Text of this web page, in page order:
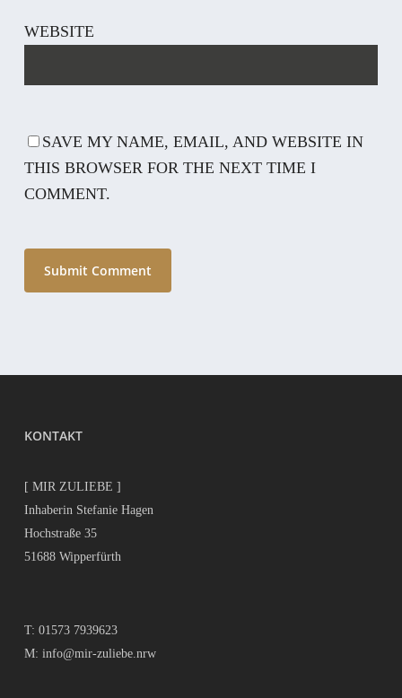
WEBSITE
SAVE MY NAME, EMAIL, AND WEBSITE IN
THIS BROWSER FOR THE NEXT TIME I
COMMENT.
KONTAKT
[ MIR ZULIEBE ]
Inhaberin Stefanie Hagen
Hochstraße 35
51688 Wipperfürth
T: 01573 7939623
M: info@mir-zuliebe.nrw